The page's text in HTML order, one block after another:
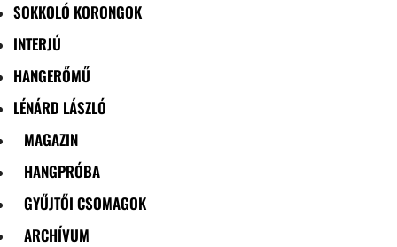
SOKKOLÓ KORONGOK
INTERJÚ
HANGERŐMŰ
LÉNÁRD LÁSZLÓ
MAGAZIN
HANGPRÓBA
GYŰJTŐI CSOMAGOK
ARCHÍVUM